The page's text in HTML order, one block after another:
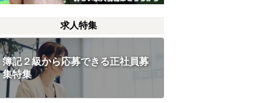
求人特集
簿記２級から応募できる正社員募
集特集